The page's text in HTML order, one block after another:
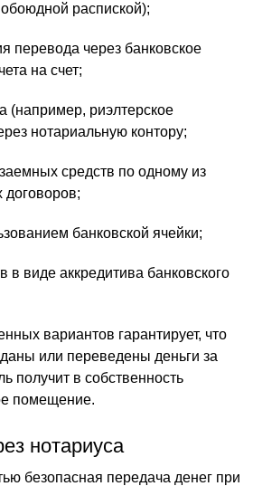
распиской);
перевода через банковское
на счет;
(например, риэлтерское
нотариальную контору;
средств по одному из
договоров;
банковской ячейки;
в виде аккредитива банковского
вариантов гарантирует, что
или переведены деньги за
получит в собственность
помещение.
нотариуса
безопасная передача денег при